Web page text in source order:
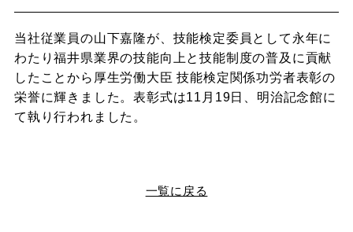
当社従業員の山下嘉隆が、技能検定委員として永年に
わたり福井県業界の技能向上と技能制度の普及に貢献
したことから厚生労働大臣 技能検定関係功労者表彰の
栄誉に輝きました。表彰式は11月19日、明治記念館に
て執り行われました。
一覧に戻る